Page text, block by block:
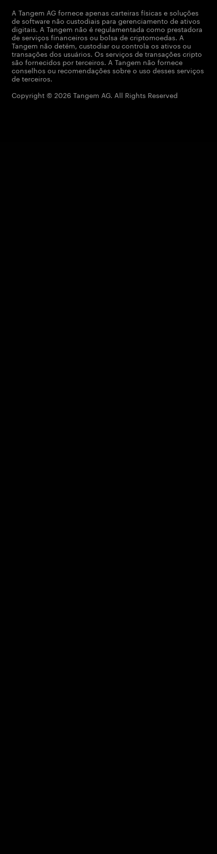
A Tangem AG fornece apenas carteiras físicas e soluções
de software não custodiais para gerenciamento de ativos
digitais. A Tangem não é regulamentada como prestadora
de serviços financeiros ou bolsa de criptomoedas. A
Tangem não detém, custodiar ou controla os ativos ou
transações dos usuários. Os serviços de transações cripto
são fornecidos por terceiros. A Tangem não fornece
conselhos ou recomendações sobre o uso desses serviços
de terceiros.